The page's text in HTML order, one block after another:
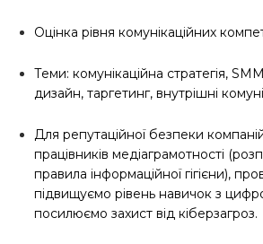
Оцінка рівня комунікаційних
Теми: комунікаційна стратегія,
дизайн, таргетинг, внутрішні
Для репутаційної безпеки
працівників медіаграмотності
правила інформаційної гігієни),
підвищуємо рівень навичок з
посилюємо захист від кіберзагроз.